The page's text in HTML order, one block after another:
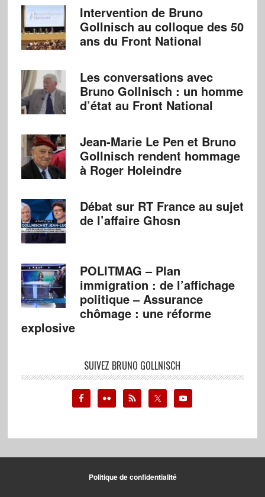
Intervention de Bruno
Gollnisch au colloque des 50
ans du Front National
Les conversations avec
Bruno Gollnisch : un homme
d’état au Front National
Jean-Marie Le Pen et Bruno
Gollnisch rendent hommage
à Roger Holeindre
Débat sur RT France au sujet
de l’affaire Ghosn
POLITMAG – Plan
immigration : de l’affichage
politique – Assurance
chômage : une réforme
explosive
SUIVEZ BRUNO GOLLNISCH
Politique de confidentialité